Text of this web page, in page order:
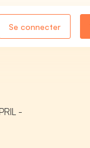
Se connecter
-